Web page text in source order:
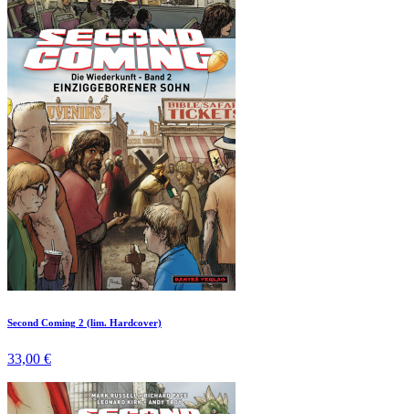
Second Coming 2 (lim. Hardcover)
33,00 €